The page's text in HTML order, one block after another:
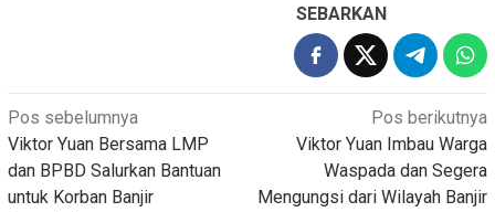
SEBARKAN
Navigasi
pos
Pos sebelumnya
Viktor Yuan Bersama LMP
dan BPBD Salurkan Bantuan
untuk Korban Banjir
Pos berikutnya
Viktor Yuan Imbau Warga
Waspada dan Segera
Mengungsi dari Wilayah Banjir